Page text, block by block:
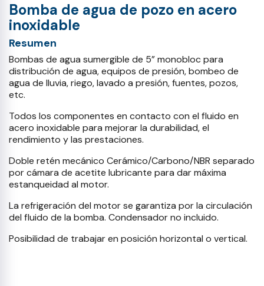
Bomba de agua de pozo en acero
inoxidable
Resumen
Bombas de agua sumergible de 5” monobloc para
distribución de agua, equipos de presión, bombeo de
agua de lluvia, riego, lavado a presión, fuentes, pozos,
etc.
Todos los componentes en contacto con el fluido en
acero inoxidable para mejorar la durabilidad, el
rendimiento y las prestaciones.
Doble retén mecánico Cerámico/Carbono/NBR separado
por cámara de acetite lubricante para dar máxima
estanqueidad al motor.
La refrigeración del motor se garantiza por la circulación
del fluido de la bomba. Condensador no incluido.
Posibilidad de trabajar en posición horizontal o vertical.